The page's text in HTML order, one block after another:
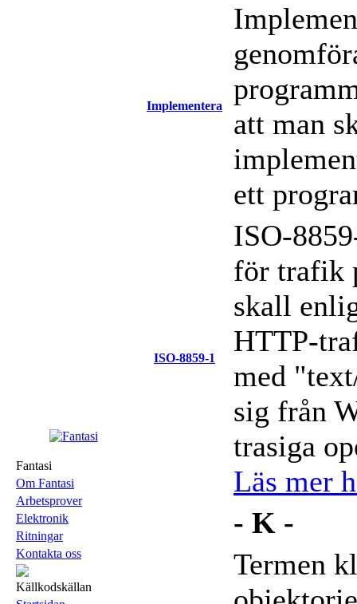
Fantasi
Om Fantasi
Arbetsprover
Elektronik
Ritningar
Kontakta oss
Källkodskällan
Implementera
att man
ett
ISO-8859-1
ISO-
för trafik
skall
HTTP-
med
sig från
trasiga
Läs mer
- K -
Termen